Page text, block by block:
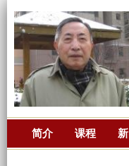
简介 课程